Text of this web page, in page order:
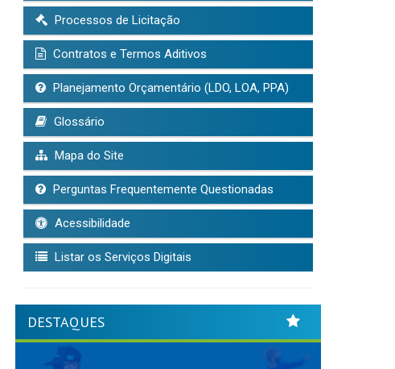
Processos de Licitação
Contratos e Termos Aditivos
Planejamento Orçamentário (LDO, LOA, PPA)
Glossário
Mapa do Site
Perguntas Frequentemente Questionadas
Acessibilidade
Listar os Serviços Digitais
DESTAQUES